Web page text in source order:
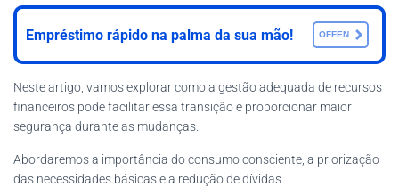
N
Empréstimo rápido na palma da sua mão! OFFEN
Neste artigo, vamos explorar como a gestão adequada de recursos
financeiros pode facilitar essa transição e proporcionar maior
segurança durante as mudanças.
Abordaremos a importância do consumo consciente, a priorização
das necessidades básicas e a redução de dívidas.